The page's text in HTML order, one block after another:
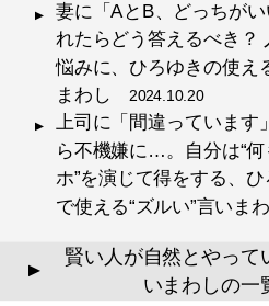
妻に「AとB、どっちが
れたらどう答えるべき？
悩みに、ひろゆきの使え
まわし 2024.10.20
上司に「間違っています
ら不機嫌に…。自分は“
ホ”を演じて得をする、
で使える“ズルい”言いま
▲
賢い人が自然とやって
いまわしの一